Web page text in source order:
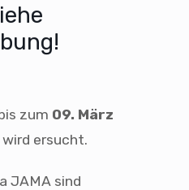
zum 09. März
ersucht.
JAMA sind